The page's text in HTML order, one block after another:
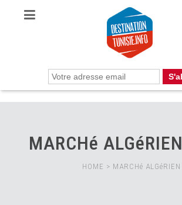
MARCHé ALGéRIEN
HOME > MARCHé ALGéRIEN